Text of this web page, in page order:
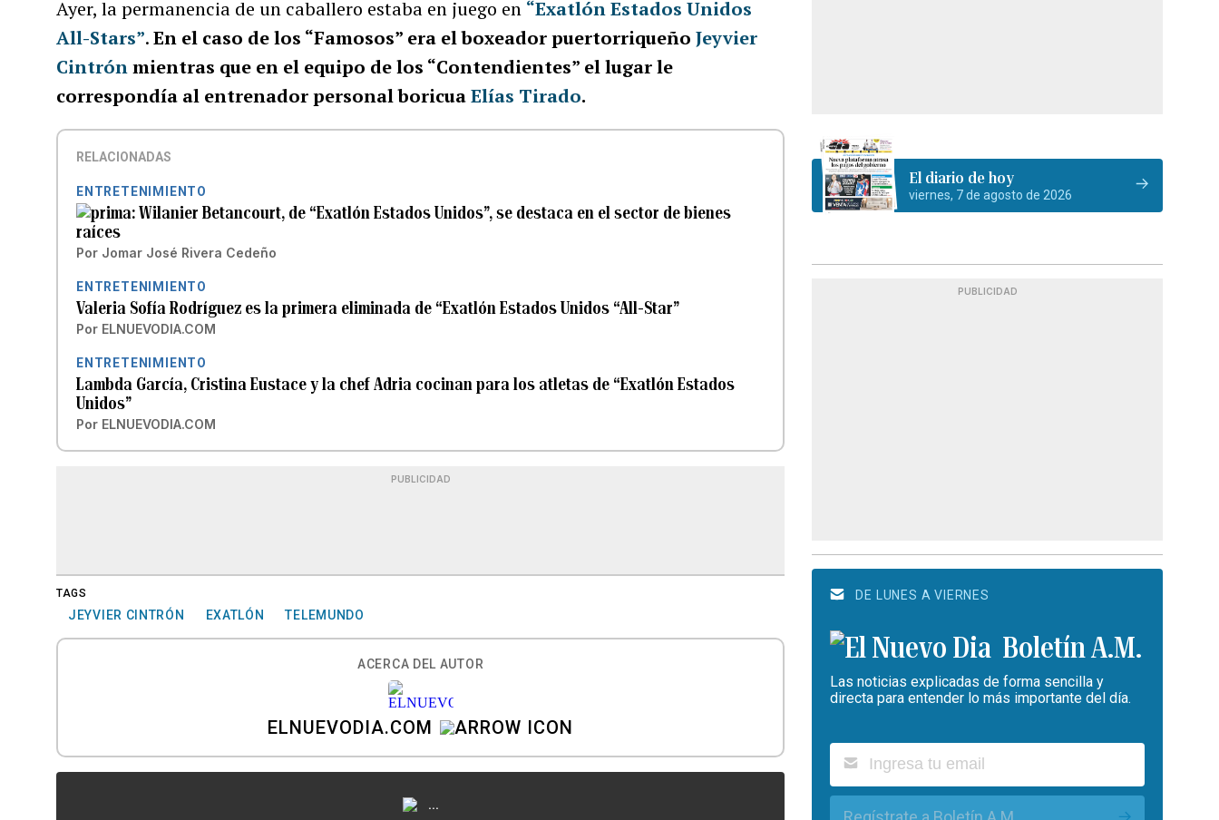
Ayer, la permanencia de un caballero estaba en juego en “Exatlón Estados Unidos
All-Stars”.En el caso de los “Famosos” era el boxeador puertorriqueñoJeyvier
Cintrónmientras que en el equipo de los “Contendientes” el lugar le
correspondía al entrenador personal boricuaElías Tirado.
RELACIONADAS
ENTRETENIMIENTO
Wilanier Betancourt, de “Exatlón Estados Unidos”, se destaca en el sector de bienes
raíces
Por Jomar José Rivera Cedeño
ENTRETENIMIENTO
Valeria Sofía Rodríguez es la primera eliminada de “Exatlón Estados Unidos “All-Star”
Por ELNUEVODIA.COM
ENTRETENIMIENTO
Lambda García, Cristina Eustace y la chef Adria cocinan para los atletas de “Exatlón Estados
Unidos”
Por ELNUEVODIA.COM
PUBLICIDAD
TAGS
JEYVIER CINTRÓN EXATLÓN TELEMUNDO
ACERCA DEL AUTOR
ELNUEVODIA.COM
...
El diario de hoy
viernes, 7 de agosto de 2026
PUBLICIDAD
DE LUNES A VIERNES
Boletín A.M.
Las noticias explicadas de forma sencilla y
directa para entender lo más importante del día.